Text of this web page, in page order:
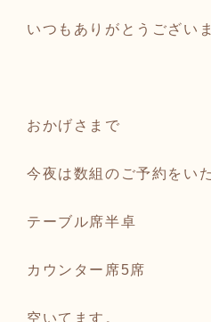
いつもありがとうござい
おかげさまで
今夜は数組のご予約をい
テーブル席半卓
カウンター席5席
空いてます。